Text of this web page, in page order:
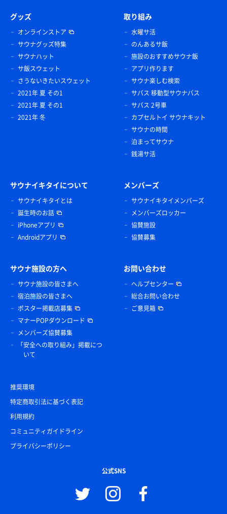
グッズ
オンラインストア
サウナグッズ特集
サウナハット
サ飯スウェット
さうないきたいスウェット
2021年 夏 その1
2021年 夏 その1
2021年 冬
取り組み
水曜サ活
のんあるサ飯
施設のおすすめサウナ飯
アプリ作ります
サウナ楽しむ検索
サバス 移動型サウナバス
サバス 2号車
カプセルトイ サウナキット
サウナの時間
泊まってサウナ
銭湯サ活
サウナイキタイについて
サウナイキタイとは
誕生時のお話
iPhoneアプリ
Androidアプリ
メンバーズ
サウナイキタイメンバーズ
メンバーズロッカー
協賛施設
協賛募集
サウナ施設の方へ
サウナ施設の皆さまへ
宿泊施設の皆さまへ
ポスター掲載店募集
マナーPOPダウンロード
メンバーズ協賛募集
「安全への取り組み」掲載につ
いて
お問い合わせ
ヘルプセンター
総合お問い合わせ
ご意見箱
推奨環境
特定商取引法に基づく表記
利用規約
コミュニティガイドライン
プライバシーポリシー
公式SNS